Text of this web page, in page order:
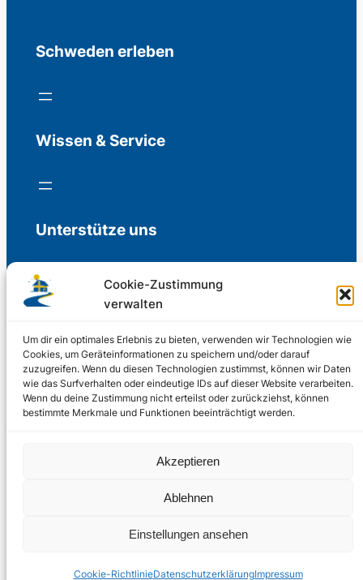
Cookie-Zustimmung
verwalten
Um dir ein optimales Erlebnis zu bieten, verwenden wir Technologien wie
Cookies, um Geräteinformationen zu speichern und/oder darauf
zuzugreifen. Wenn du diesen Technologien zustimmst, können wir Daten
wie das Surfverhalten oder eindeutige IDs auf dieser Website verarbeiten.
Wenn du deine Zustimmung nicht erteilst oder zurückziehst, können
bestimmte Merkmale und Funktionen beeinträchtigt werden.
Akzeptieren
Ablehnen
Einstellungen ansehen
Cookie-RichtlinieDatenschutzerklärungImpressum
Schweden erleben
Wissen & Service
Unterstütze uns
Freiwillige Spenden für die Aufrechterhaltung
Support us
© 2002 – 2026